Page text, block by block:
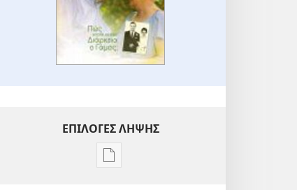
ΕΠΙΛΟΓΕΣ ΛΗΨΗΣ
Επιλογές